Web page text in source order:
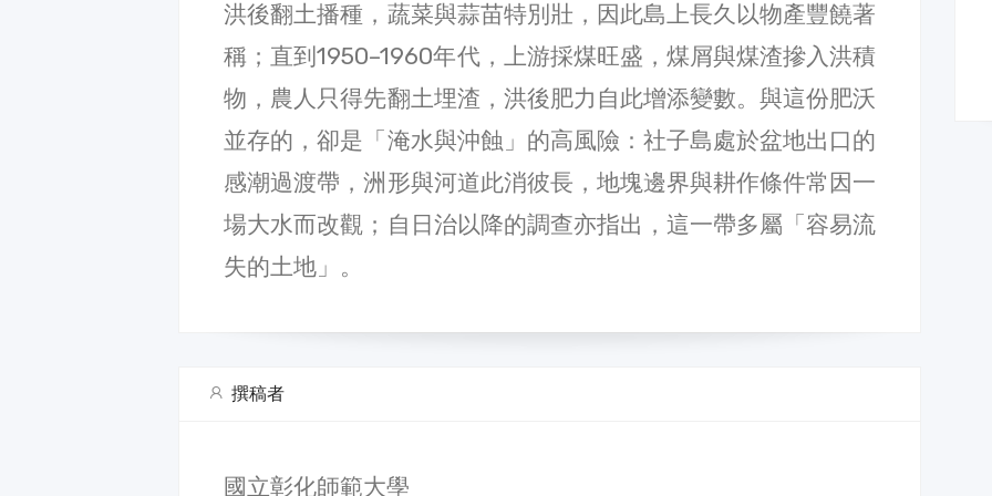
洪後翻土播種，蔬菜與蒜苗特別壯，因此島上長久以物產豐饒著
稱；直到1950–1960年代，上游採煤旺盛，煤屑與煤渣摻入洪積
物，農人只得先翻土埋渣，洪後肥力自此增添變數。與這份肥沃
並存的，卻是「淹水與沖蝕」的高風險：社子島處於盆地出口的
感潮過渡帶，洲形與河道此消彼長，地塊邊界與耕作條件常因一
場大水而改觀；自日治以降的調查亦指出，這一帶多屬「容易流
失的土地」。
撰稿者
國立彰化師範大學